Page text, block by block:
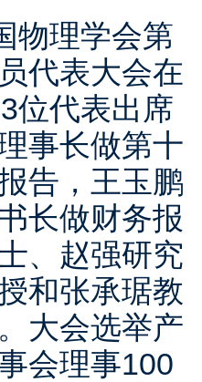
物理学会第
代表大会在
位代表出席
事长做第十
告，王玉鹏
长做财务报
、赵强研究
和张承琚教
大会选举产
会理事100